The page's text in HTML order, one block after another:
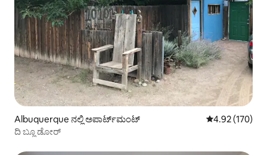
Albuquerque ನಲ್ಲಿ ಅಪಾರ್ಟ್‌ಮಂಟ್ 5 ರಲ್ಲಿ 4.92
4.92 (170)
ದಿ ಬ್ಲೂ ಡೋರ್